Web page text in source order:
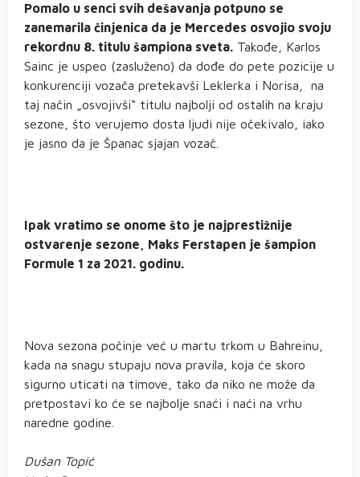
Pomalo u senci svih dešavanja potpuno se
zanemarila činjenica da je Mercedes osvojio svoju
rekordnu 8. titulu šampiona sveta. Takođe, Karlos
Sainc je uspeo (zasluženo) da dođe do pete pozicije u
konkurenciji vozača pretekavši Leklerka i Norisa, na
taj način „osvojivši“ titulu najbolji od ostalih na kraju
sezone, što verujemo dosta ljudi nije očekivalo, iako
je jasno da je Španac sjajan vozač.
Ipak vratimo se onome što je najprestižnije
ostvarenje sezone, Maks Ferstapen je šampion
Formule 1 za 2021. godinu.
Nova sezona počinje već u martu trkom u Bahreinu,
kada na snagu stupaju nova pravila, koja će skoro
sigurno uticati na timove, tako da niko ne može da
pretpostavi ko će se najbolje snaći i naći na vrhu
naredne godine.
Dušan Topić